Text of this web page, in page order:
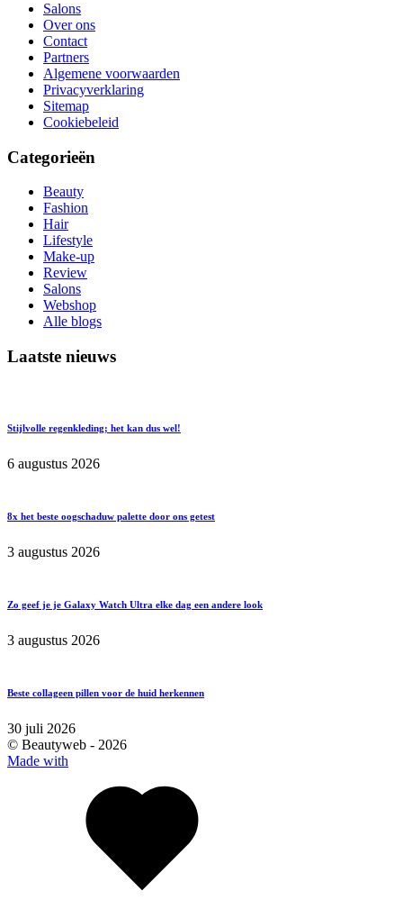
Salons
Over ons
Contact
Partners
Algemene voorwaarden
Privacyverklaring
Sitemap
Cookiebeleid
Categorieën
Beauty
Fashion
Hair
Lifestyle
Make-up
Review
Salons
Webshop
Alle blogs
Laatste nieuws
Stijlvolle regenkleding; het kan dus wel!
6 augustus 2026
8x het beste oogschaduw palette door ons getest
3 augustus 2026
Zo geef je je Galaxy Watch Ultra elke dag een andere look
3 augustus 2026
Beste collageen pillen voor de huid herkennen
30 juli 2026
© Beautyweb - 2026
Made with